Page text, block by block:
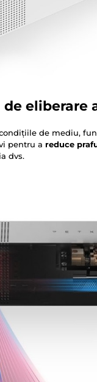
eliberare
de mediu,
pentru a reduce
dvs.